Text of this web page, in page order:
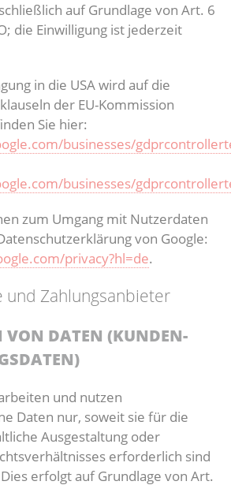
auf Grundlage von Art. 6
die Einwilligung ist jederzeit
in die USA wird auf die
der EU-Kommission
Sie hier:
businesses/
businesses/
zum Umgang mit Nutzerdaten
von Google:
privacy?hl=de.
und Zahlungs­anbieter
VON DATEN (KUNDEN-
und nutzen
Daten nur, soweit sie für die
Ausgestaltung oder
erforderlich sind
erfolgt auf Grundlage von Art.